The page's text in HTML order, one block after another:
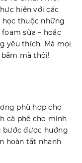
hiện với các
thuộc những
sữa – hoặc
yêu thích. Mà mọi
mà thôi!
phù hợp cho
cà phê cho mình
bước được hướng
hoàn tất nhanh